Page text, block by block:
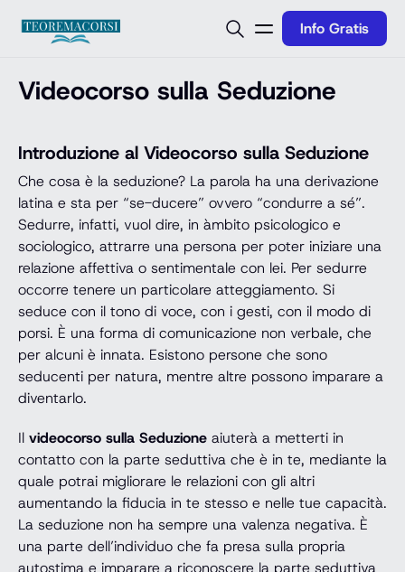
Info Gratis
Videocorso sulla Seduzione
Introduzione al Videocorso sulla Seduzione
Che cosa è la seduzione? La parola ha una derivazione
latina e sta per “se-ducere” ovvero “condurre a sé”.
Sedurre, infatti, vuol dire, in àmbito psicologico e
sociologico, attrarre una persona per poter iniziare una
relazione affettiva o sentimentale con lei. Per sedurre
occorre tenere un particolare atteggiamento. Si
seduce con il tono di voce, con i gesti, con il modo di
porsi. È una forma di comunicazione non verbale, che
per alcuni è innata. Esistono persone che sono
seducenti per natura, mentre altre possono imparare a
diventarlo.
Il videocorso sulla Seduzione aiuterà a metterti in
contatto con la parte seduttiva che è in te, mediante la
quale potrai migliorare le relazioni con gli altri
aumentando la fiducia in te stesso e nelle tue capacità.
La seduzione non ha sempre una valenza negativa. È
una parte dell’individuo che fa presa sulla propria
autostima e imparare a riconoscere la parte seduttiva